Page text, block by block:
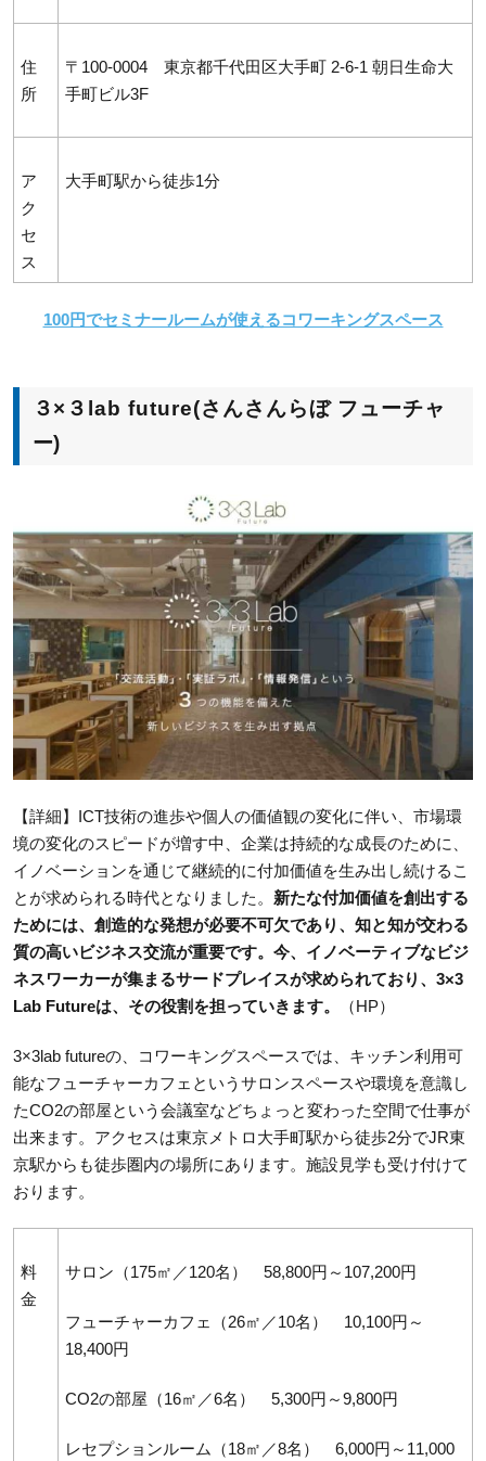
住
所
〒100-0004 東京都千代田区大手町 2-6-1 朝日生命大
手町ビル3F
ア
ク
セ
ス
大手町駅から徒歩1分
100円でセミナールームが使えるコワーキングスペース
３×３lab future(さんさんらぼ フューチャ
ー)
【詳細】ICT技術の進歩や個人の価値観の変化に伴い、市場環
境の変化のスピードが増す中、企業は持続的な成長のために、
イノベーションを通じて継続的に付加価値を生み出し続けるこ
とが求められる時代となりました。 新たな付加価値を創出する
ためには、創造的な発想が必要不可欠であり、知と知が交わる
質の高いビジネス交流が重要です。今、イノベーティブなビジ
ネスワーカーが集まるサードプレイスが求められており、3×3
Lab Futureは、その役割を担っていきます。
（HP）
3×3lab futureの、コワーキングスペースでは、キッチン利用可
能なフューチャーカフェというサロンスペースや環境を意識し
たCO2の部屋という会議室などちょっと変わった空間で仕事が
出来ます。アクセスは東京メトロ大手町駅から徒歩2分でJR東
京駅からも徒歩圏内の場所にあります。施設見学も受け付けて
おります。
料
金
サロン（175㎡／120名） 58,800円～107,200円
フューチャーカフェ（26㎡／10名） 10,100円～
18,400円
CO2の部屋（16㎡／6名） 5,300円～9,800円
レセプションルーム（18㎡／8名） 6,000円～11,000